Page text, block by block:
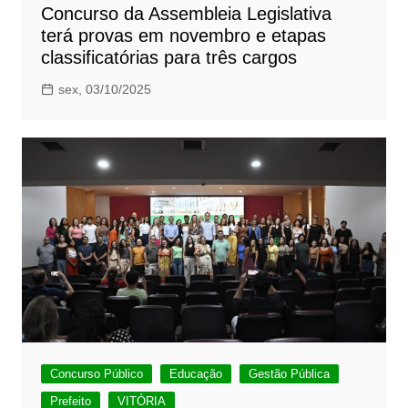
Concurso da Assembleia Legislativa
terá provas em novembro e etapas
classificatórias para três cargos
sex, 03/10/2025
Concurso Público Educação
Gestão Pública
Prefeito
VITÓRIA